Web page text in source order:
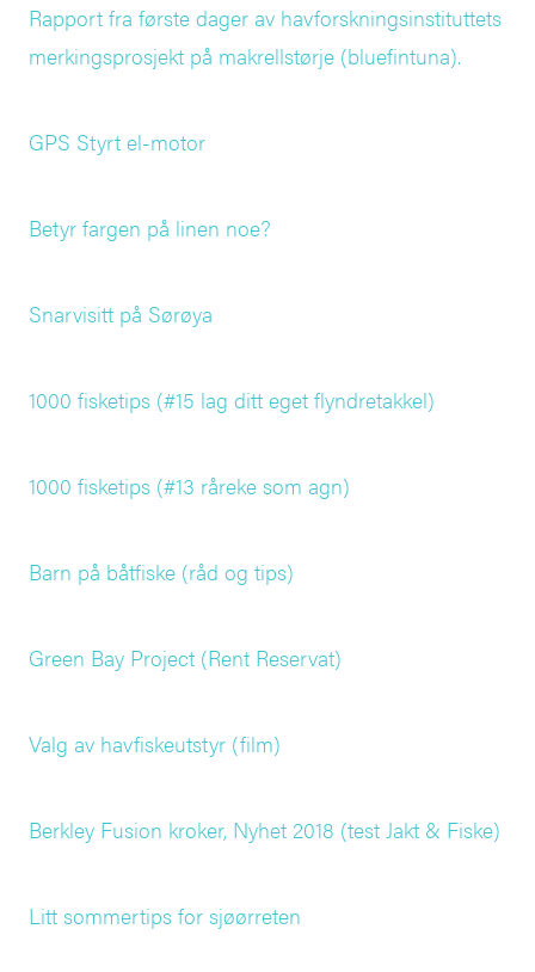
Rapport fra første dager av havforskningsinstituttets
merkingsprosjekt på makrellstørje (bluefintuna).
GPS Styrt el-motor
Betyr fargen på linen noe?
Snarvisitt på Sørøya
1000 fisketips (#15 lag ditt eget flyndretakkel)
1000 fisketips (#13 råreke som agn)
Barn på båtfiske (råd og tips)
Green Bay Project (Rent Reservat)
Valg av havfiskeutstyr (film)
Berkley Fusion kroker, Nyhet 2018 (test Jakt & Fiske)
Litt sommertips for sjøørreten